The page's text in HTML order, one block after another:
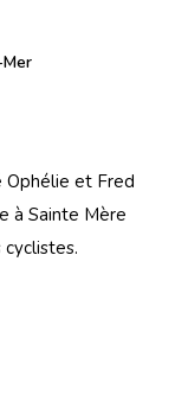
Ophélie et Fred
à Sainte Mère
cyclistes.